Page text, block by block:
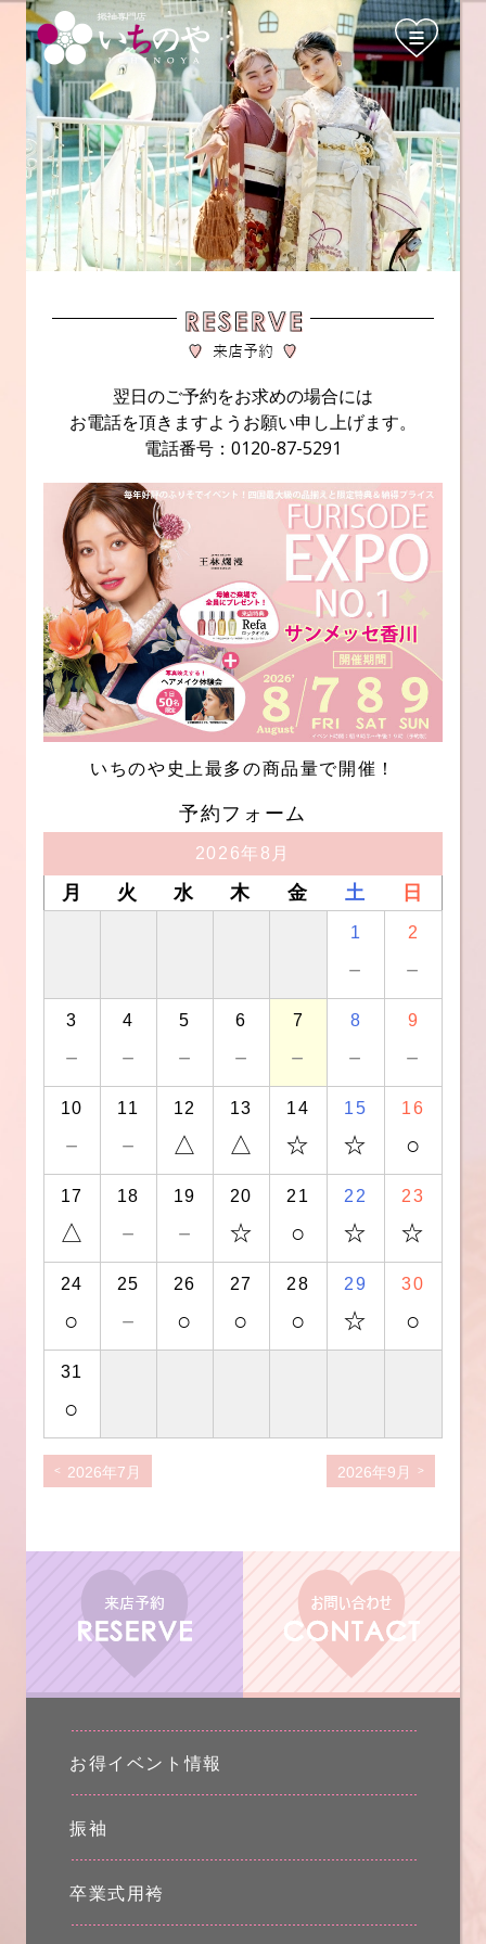
翌日のご予約をお求めの場合には
お電話を頂きますようお願い申し上げます。
電話番号：0120-87-5291
いちのや史上最多の商品量で開催！
予約フォーム
2026年8月
月 火 水 木 金 土 日
1
－
2
－
3
－
4
－
5
－
6
－
7
－
8
－
9
－
10
－
11
－
12
△
13
△
14
☆
15
☆
16
○
17
△
18
－
19
－
20
☆
21
○
22
☆
23
☆
24
○
25
－
26
○
27
○
28
○
29
☆
30
○
31
○
2026年7月 2026年9月
お得イベント情報
振袖
卒業式用袴